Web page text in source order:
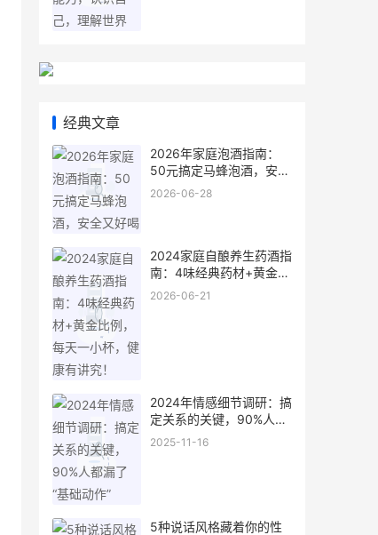
经典文章
2026年家庭泡酒指南：
50元搞定马蜂泡酒，安全
又好喝
2026-06-28
2024家庭自酿养生药酒指
南：4味经典药材+黄金比
例，每天一小杯，健康有
2026-06-21
2024年情感细节调研：搞
定关系的关键，90%人都
漏了“基础动作”
2025-11-16
5种说话风格藏着你的性